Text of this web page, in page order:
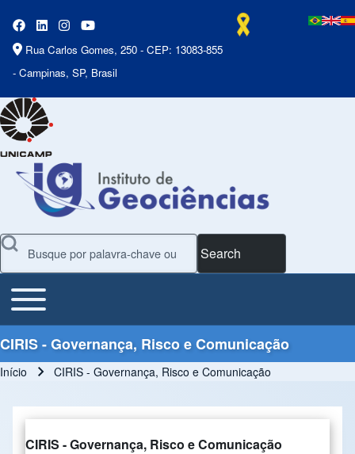
Rua Carlos Gomes, 250 - CEP: 13083-855
- Campinas, SP, Brasil
Search
Main Menu
Toggle main menu
CIRIS - Governança, Risco e Comunicação
Início CIRIS - Governança, Risco e Comunicação
CIRIS - Governança, Risco e Comunicação